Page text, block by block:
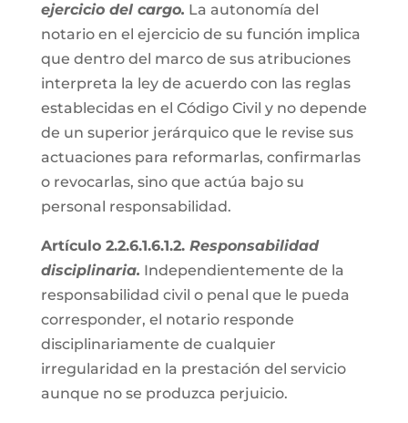
ejercicio del cargo. La autonomía del
notario en el ejercicio de su función implica
que dentro del marco de sus atribuciones
interpreta la ley de acuerdo con las reglas
establecidas en el Código Civil y no depende
de un superior jerárquico que le revise sus
actuaciones para reformarlas, confirmarlas
o revocarlas, sino que actúa bajo su
personal responsabilidad.
Artículo 2.2.6.1.6.1.2.Responsabilidad
disciplinaria. Independientemente de la
responsabilidad civil o penal que le pueda
corresponder, el notario responde
disciplinariamente de cualquier
irregularidad en la prestación del servicio
aunque no se produzca perjuicio.